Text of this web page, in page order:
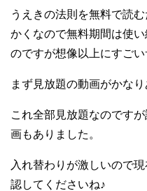
うえきの法則を無料で読
かくなので無料期間は使
のですが想像以上にすごい
まず見放題の動画がかなり
これ全部見放題なのです
画もありました。
入れ替わりが激しいので
認してくださいね♪